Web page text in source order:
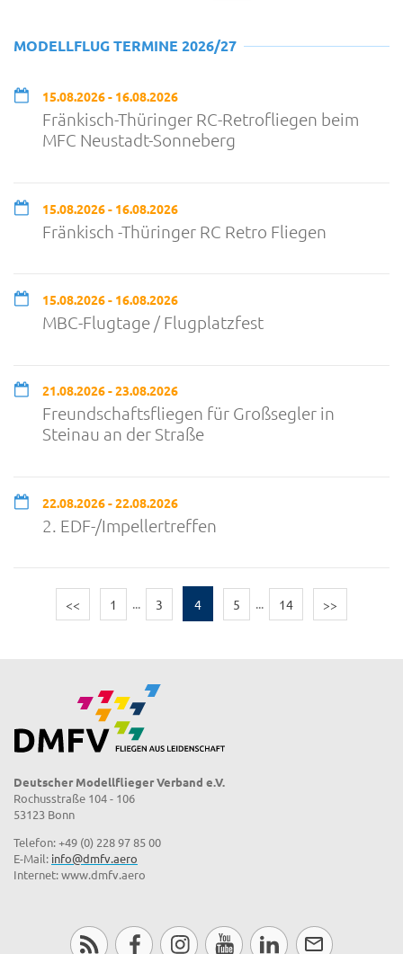
MODELLFLUG TERMINE 2026/27
15.08.2026 - 16.08.2026
Fränkisch-Thüringer RC-Retrofliegen beim
MFC Neustadt-Sonneberg
15.08.2026 - 16.08.2026
Fränkisch -Thüringer RC Retro Fliegen
15.08.2026 - 16.08.2026
MBC-Flugtage / Flugplatzfest
21.08.2026 - 23.08.2026
Freundschaftsfliegen für Großsegler in
Steinau an der Straße
22.08.2026 - 22.08.2026
2. EDF-/Impellertreffen
<< 1 ... 3 4 5 ... 14 >>
Deutscher Modellflieger Verband e.V.
Rochusstraße 104 - 106
53123 Bonn
Telefon: +49 (0) 228 97 85 00
E-Mail: info@dmfv.aero
Internet: www.dmfv.aero